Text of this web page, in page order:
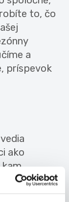
to, čo
a
príspevok
ako
kam
lebo to